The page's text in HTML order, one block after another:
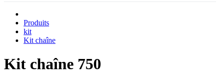
Produits
kit
Kit chaîne
Kit chaîne 750